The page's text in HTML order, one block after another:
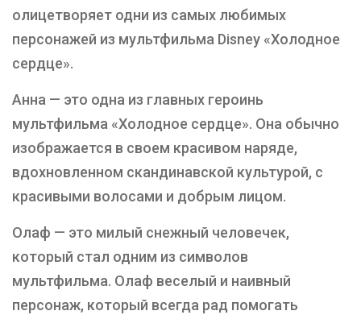
олицетворяет одни из самых любимых
персонажей из мультфильма Disney «Холодное
сердце».
Анна — это одна из главных героинь
мультфильма «Холодное сердце». Она обычно
изображается в своем красивом наряде,
вдохновленном скандинавской культурой, с
красивыми волосами и добрым лицом.
Олаф — это милый снежный человечек,
который стал одним из символов
мультфильма. Олаф веселый и наивный
персонаж, который всегда рад помогать